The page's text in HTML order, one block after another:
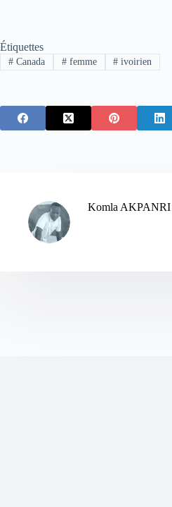
Étiquettes
#Canada #femme # ivoirien
Komla AKPANRI